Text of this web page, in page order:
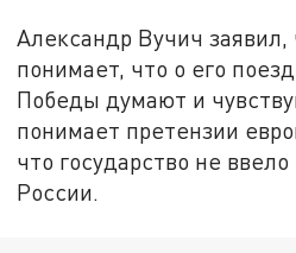
Александр Вучич заявил,
понимает, что о его
Победы думают и
понимает претензии
что государство не
России.